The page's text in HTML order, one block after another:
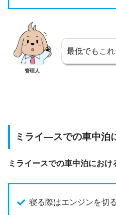
管理人
最低でもこれ
ミライ―スでの車中泊
ミライースでの車中泊におけ
寝る際はエンジンを切る